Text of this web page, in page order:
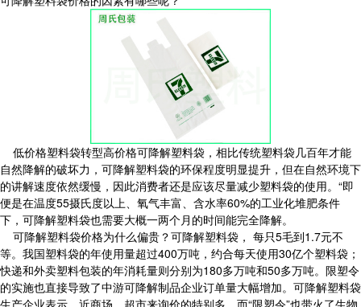
低价格塑料袋转型高价格可降解塑料袋，相比传统塑料袋几百年才能
自然降解的破坏力，可降解塑料袋的环保程度明显提升，但在自然环境下
的讲解速度依然缓慢，因此消费者还是应该尽量减少塑料袋的使用。“即
便是在温度55摄氏度以上、氧气丰富、含水率60%的工业化堆肥条件
下，可降解塑料袋也需要大概一两个月的时间能完全降解。
可降解塑料袋价格为什么偏贵？可降解塑料袋， 每只5毛到1.7元不
等。我国塑料袋的年使用量超过400万吨，约合每天使用30亿个塑料袋；
快递和外卖塑料包装的年消耗量则分别为180多万吨和50多万吨。限塑令
的实施也直接导致了中游可降解制品企业订单量大幅增加。可降解塑料袋
生产企业表示，近商场、超市来询价的特别多，而“限塑令”也带火了生物